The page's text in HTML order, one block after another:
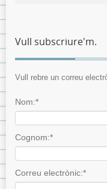
Vull subscriure'm.
Vull rebre un correu
Nom:*
Cognom:*
Correu electrònic:*